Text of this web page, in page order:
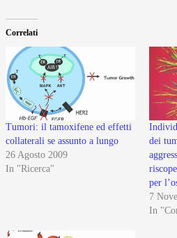
Correlati
Tumori: il tamoxifene ed effetti
collaterali se assunto a lungo
26 Agosto 2009
In "Ricerca"
dei
per
7
In